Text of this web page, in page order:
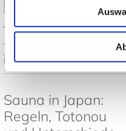
Tags: Japanisches Design,
Tatami
Futon
Sauna in Japan:
Regeln, Totonou